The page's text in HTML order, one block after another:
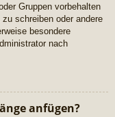
Gruppen vorbehalten
schreiben oder andere
besondere
nach
anfügen?